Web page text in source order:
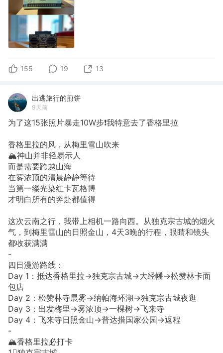
155 19 13
出逃旅行的煎饼
9天前
为了这15张照片暴走10W步❗我特意去了香格里拉
香格里拉的风，从梅里雪山吹来
🏔️神山并非轻易示人
而是需要跨越山海
在雾浓顶的清晨静静等待
当第一缕光染红卡瓦格博
才明白所有的奔赴都值得
这次云南之行，我带上相机一路向西。从独克宗古城的烟火
气，到梅里雪山的日照金山，4天3晚的行程，眼睛和镜头
都收获满满
-
四日漫游路线：
Day 1：抵达香格里拉→独克宗古城→大经幡→松赞林卡面
包店
Day 2：松赞林寺晨雾→纳帕海环湖→独克宗古城夜逛
Day 3：出发梅里→雾浓顶→一棵树→飞来寺
Day 4：飞来寺日照金山→普达措国家公园→返程
-
🏔️香格里拉必打卡